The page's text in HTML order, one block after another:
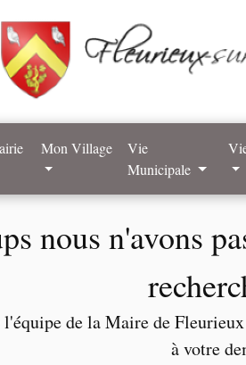
Mon Village
Vie
Municipale
nous n'avons
l'équipe de la Maire de
à votre